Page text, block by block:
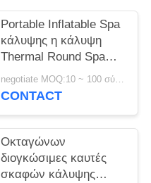
Portable Inflatable Spa
κάλυψης η κάλυψη
Thermal Round Spa
φυσαλίδων
προσαρμόζει το
negotiate MOQ:10 ~ 100 σύνολο
CONTACT
Οκταγώνων
διογκώσιμες καυτές
σκαφών κάλυψης